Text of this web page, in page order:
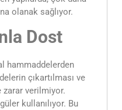
olanak sağlıyor.
Dost
hammaddelerden
çıkartılması ve
zarar verilmiyor.
kullanılıyor. Bu